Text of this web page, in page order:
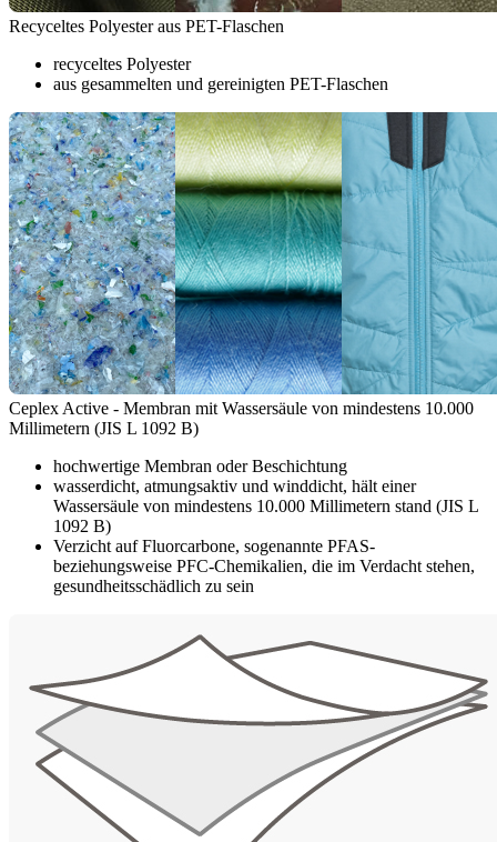
Recyceltes Polyester aus PET-Flaschen
recyceltes Polyester
aus gesammelten und gereinigten PET-Flaschen
Ceplex Active - Membran mit Wassersäule von mindestens 10.000
Millimetern (JIS L 1092 B)
hochwertige Membran oder Beschichtung
wasserdicht, atmungsaktiv und winddicht, hält einer
Wassersäule von mindestens 10.000 Millimetern stand (JIS L
1092 B)
Verzicht auf Fluorcarbone, sogenannte PFAS-
beziehungsweise PFC-Chemikalien, die im Verdacht stehen,
gesundheitsschädlich zu sein